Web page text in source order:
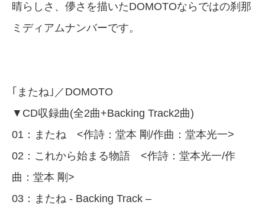
晴らしさ、儚さを描いたDOMOTOならではの刹那
ミディアムナンバーです。
｢またね｣／DOMOTO
▼CD収録曲(全2曲+Backing Track2曲)
01：またね <作詩：堂本 剛/作曲：堂本光一>
02：これから始まる物語 <作詩：堂本光一/作
曲：堂本 剛>
03：またね - Backing Track –